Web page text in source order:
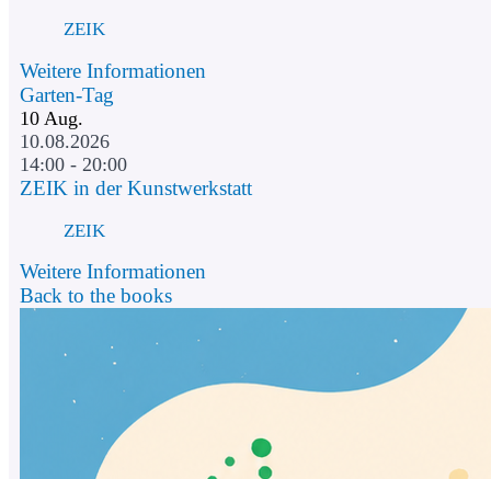
ZEIK
Weitere Informationen
Garten-Tag
10 Aug.
10.08.2026
14:00 - 20:00
ZEIK in der Kunstwerkstatt
ZEIK
Weitere Informationen
Back to the books